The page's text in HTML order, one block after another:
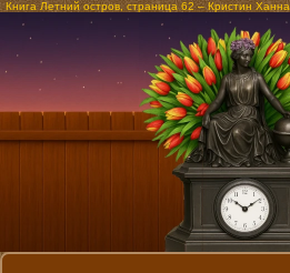
Книга Летний остров, страница 62 – Кристин Ханна